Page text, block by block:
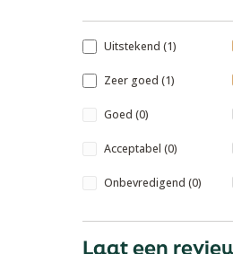
Uitstekend (1)
Zeer goed (1)
Goed (0)
Acceptabel (0)
Onbevredigend (0)
Laat een